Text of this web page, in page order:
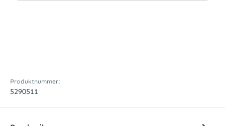
Produktnummer:
5290511